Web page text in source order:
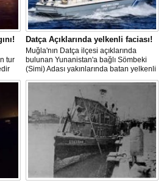
tur
Datça Açıklarında yelkenli faciası!
Muğla'nın Datça ilçesi açıklarında
bulunan Yunanistan'a bağlı Sömbeki
(Simi) Adası yakınlarında batan yelkenli
teknedeki 9 kişiden 8'i sağ olarak
kurtarılırken, kaybolan 1 kişi için deniz
ve havadan geniş çaplı arama kurtarma
çalışması başlatıldı.